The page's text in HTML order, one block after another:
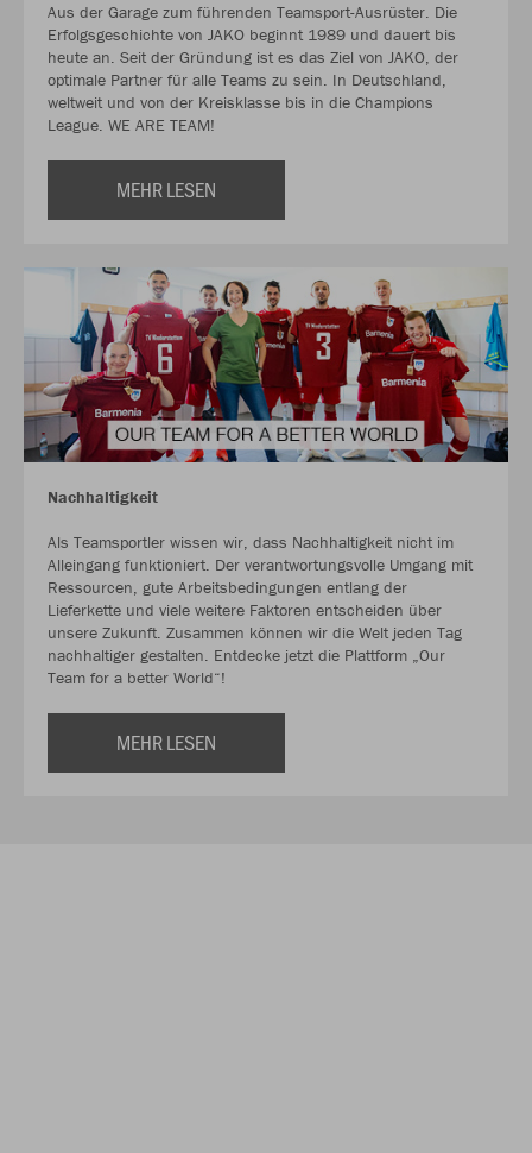
Aus der Garage zum führenden Teamsport-Ausrüster. Die
Erfolgsgeschichte von JAKO beginnt 1989 und dauert bis
heute an. Seit der Gründung ist es das Ziel von JAKO, der
optimale Partner für alle Teams zu sein. In Deutschland,
weltweit und von der Kreisklasse bis in die Champions
League. WE ARE TEAM!
MEHR LESEN
Nachhaltigkeit
Als Teamsportler wissen wir, dass Nachhaltigkeit nicht im
Alleingang funktioniert. Der verantwortungsvolle Umgang mit
Ressourcen, gute Arbeitsbedingungen entlang der
Lieferkette und viele weitere Faktoren entscheiden über
unsere Zukunft. Zusammen können wir die Welt jeden Tag
nachhaltiger gestalten. Entdecke jetzt die Plattform „Our
Team for a better World“!
MEHR LESEN